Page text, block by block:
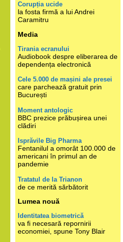
Corupția ucide
la fosta firmă a lui Andrei
Caramitru
Media
Tirania ecranului
Audiobook despre eliberarea de
dependența electronică
Cele 5.000 de mașini ale presei
care parchează gratuit prin
București
Moment antologic
BBC prezice prăbușirea unei
clădiri
Isprăvile Big Pharma
Fentanilul a omorât 100.000 de
americani în primul an de
pandemie
Tratatul de la Trianon
de ce merită sărbătorit
Lumea nouă
Identitatea biometrică
va fi necesară repornirii
economiei, spune Tony Blair